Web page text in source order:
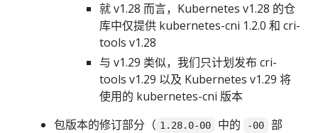
就 v1.28 而言，Kubernetes v1.28 的仓
库中仅提供 kubernetes-cni 1.2.0 和 cri-
tools v1.28
与 v1.29 类似，我们只计划发布 cri-
tools v1.29 以及 Kubernetes v1.29 将
使用的 kubernetes-cni 版本
包版本的修订部分（ 1.28.0-00 中的 -00
部